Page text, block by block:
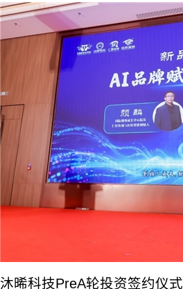
沐晞科技PreA轮投资签约仪式